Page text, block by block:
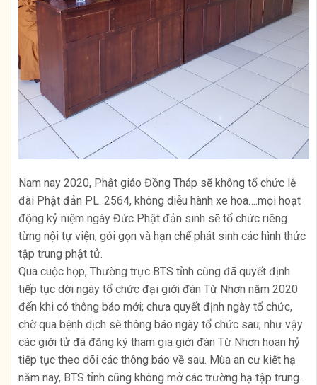
Nam nay 2020, Phật giáo Đồng Tháp sẽ không tổ chức lễ
đài Phật đản PL. 2564, không diễu hành xe hoa….mọi hoạt
động kỷ niệm ngày Đức Phật đản sinh sẽ tổ chức riêng
từng nội tự viện, gói gọn và hạn chế phát sinh các hình thức
tập trung phật tử.
Qua cuộc họp, Thường trực BTS tỉnh cũng đã quyết định
tiếp tục dời ngày tổ chức đại giới đàn Từ Nhơn năm 2020
đến khi có thông báo mới; chưa quyết định ngày tổ chức,
chờ qua bệnh dịch sẽ thông báo ngày tổ chức sau; như vậy
các giới tử đã đăng ký tham gia giới đàn Từ Nhơn hoan hỷ
tiếp tục theo dõi các thông báo về sau. Mùa an cư kiết hạ
năm nay, BTS tỉnh cũng không mở các trường hạ tập trung.